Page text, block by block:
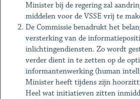
Minister bij de regering zal
middelen voor de VSSE vrij te
De Commissie benadrukt het
versterking van de
inlichtingendiensten. Zo wordt
verder dient in te zetten op de
informantenwerking (human
Minister heeft tijdens zijn
Heel wat initiatieven zitten